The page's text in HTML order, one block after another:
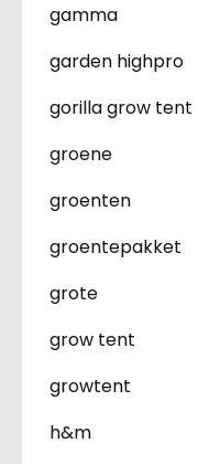
gamma
garden highpro
gorilla grow tent
groene
groenten
groentepakket
grote
grow tent
growtent
h&m